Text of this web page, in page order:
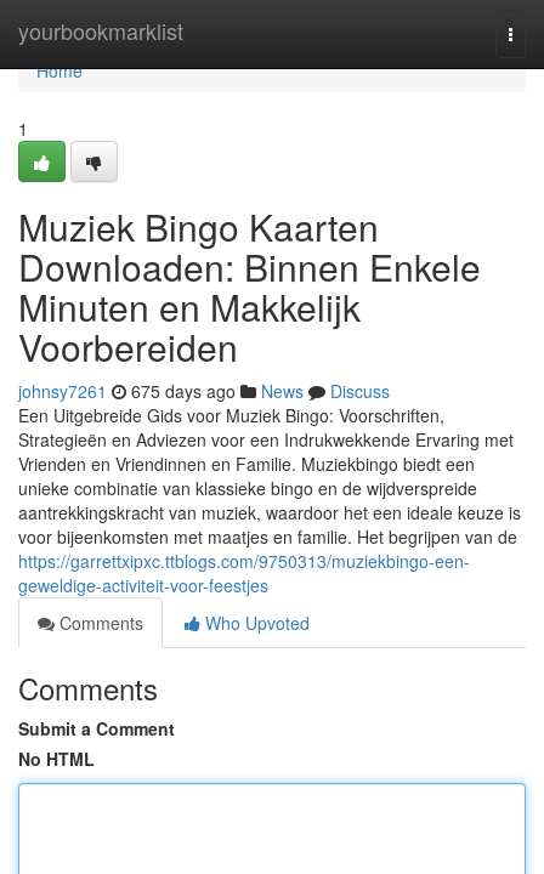
yourbookmarklist
Home
Home
1
Muziek Bingo Kaarten
Downloaden: Binnen Enkele
Minuten en Makkelijk
Voorbereiden
johnsy7261 675 days ago News
Discuss
Een Uitgebreide Gids voor Muziek Bingo: Voorschriften,
Strategieën en Adviezen voor een Indrukwekkende Ervaring met
Vrienden en Vriendinnen en Familie. Muziekbingo biedt een
unieke combinatie van klassieke bingo en de wijdverspreide
aantrekkingskracht van muziek, waardoor het een ideale keuze is
voor bijeenkomsten met maatjes en familie. Het begrijpen van de
https://garrettxipxc.ttblogs.com/9750313/muziekbingo-een-
geweldige-activiteit-voor-feestjes
Comments
Who Upvoted
Comments
Submit a Comment
No HTML